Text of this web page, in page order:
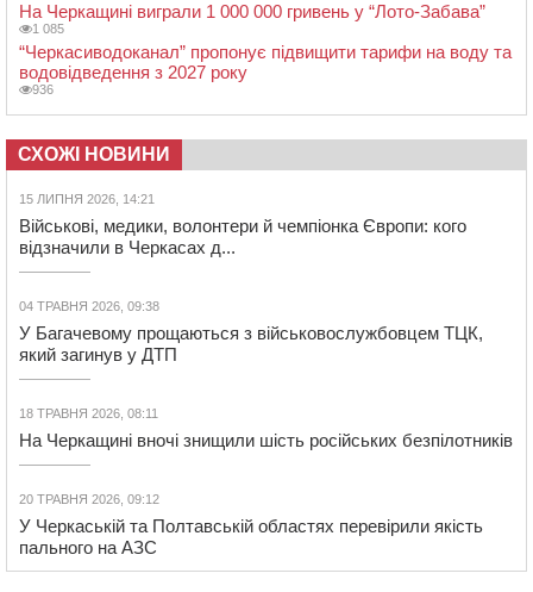
На Черкащині виграли 1 000 000 гривень у “Лото-Забава”
1 085
“Черкасиводоканал” пропонує підвищити тарифи на воду та
водовідведення з 2027 року
936
СХОЖІ НОВИНИ
15 ЛИПНЯ 2026, 14:21
Військові, медики, волонтери й чемпіонка Європи: кого
відзначили в Черкасах д...
04 ТРАВНЯ 2026, 09:38
У Багачевому прощаються з військовослужбовцем ТЦК,
який загинув у ДТП
18 ТРАВНЯ 2026, 08:11
На Черкащині вночі знищили шість російських безпілотників
20 ТРАВНЯ 2026, 09:12
У Черкаській та Полтавській областях перевірили якість
пального на АЗС